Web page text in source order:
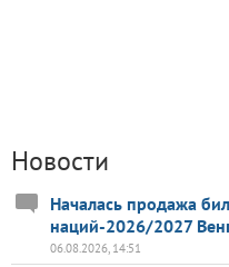
Новости
Началась продажа
наций-2026/2027
06.08.2026, 14:51